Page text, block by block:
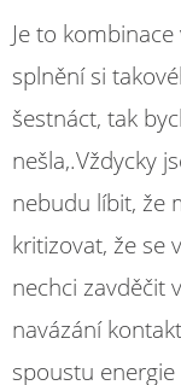
Je to
splnění si
šestnáct, tak
nešla,.Vždycky
nebudu líbit, že
kritizovat, že se
nechci zavděčit
navázání
spoustu